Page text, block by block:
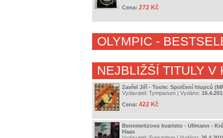
Cena: 272 Kč
OLYMPIC -
NEJBLIŽŠÍ TITULY V
Zavřel Jiří - Toole: Spolčení hlupců
Vydavatel: Tympanum | Vydáno:
Cena: 422 Kč
Bennewitzovo kvarteto - Ullmann -
Haas